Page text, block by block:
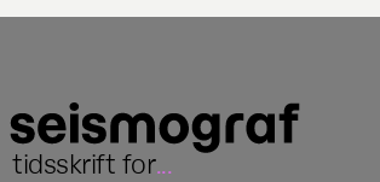
tidsskrift for...